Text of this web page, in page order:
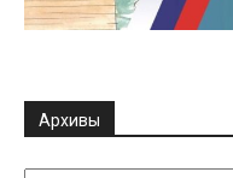
Архивы
Архивы